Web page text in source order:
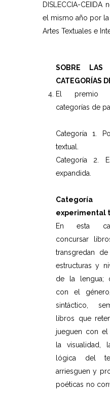
DISLECCIA-
el mismo año por la
Artes Textuales e
SOBRE
CATEGORÍAS
El premio
categorías de
Categoría 1.
textual.
Categoría 2.
expandida.
experimental
En esta
concursar
transgredan
estructuras y
de la lengua;
con el
sintáctico,
libros que
jueguen con
la visualidad,
lógica del
arriesguen y
poéticas no